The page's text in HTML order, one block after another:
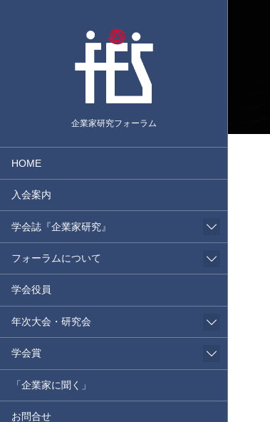
企業家研究フォーラム
HOME
入会案内
学会誌『企業家研究』
フォーラムについて
学会役員
年次大会・研究会
学会賞
「企業家に聞く」
お問合せ